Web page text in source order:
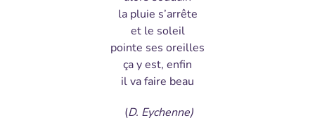
la pluie s’arrête
et le soleil
pointe ses oreilles
ça y est, enfin
il va faire beau
(D. Eychenne)